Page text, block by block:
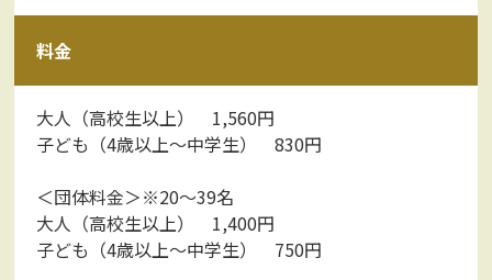
料金
大人（高校生以上） 1,560円
子ども（4歳以上～中学生） 830円
＜団体料金＞※20～39名
大人（高校生以上） 1,400円
子ども（4歳以上～中学生） 750円